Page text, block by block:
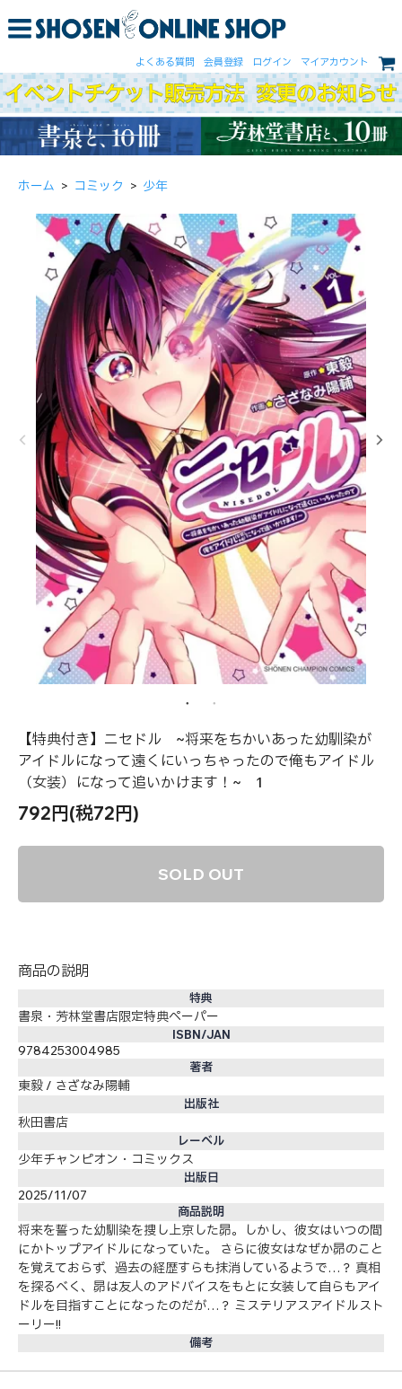
よくある質問 会員登録 ログイン マイアカウント
ホーム > コミック > 少年
【特典付き】ニセドル ~将来をちかいあった幼馴染が
アイドルになって遠くにいっちゃったので俺もアイドル
（女装）になって追いかけます！~ 1
792円(税72円)
SOLD OUT
商品の説明
特典
書泉・芳林堂書店限定特典ペーパー
ISBN/JAN
9784253004985
著者
東毅 / さざなみ陽輔
出版社
秋田書店
レーベル
少年チャンピオン・コミックス
出版日
2025/11/07
商品説明
将来を誓った幼馴染を捜し上京した昴。しかし、彼女はいつの間
にかトップアイドルになっていた。 さらに彼女はなぜか昴のこと
を覚えておらず、過去の経歴すらも抹消しているようで…？ 真相
を探るべく、昴は友人のアドバイスをもとに女装して自らもアイ
ドルを目指すことになったのだが…？ ミステリアスアイドルスト
ーリー!!
備考